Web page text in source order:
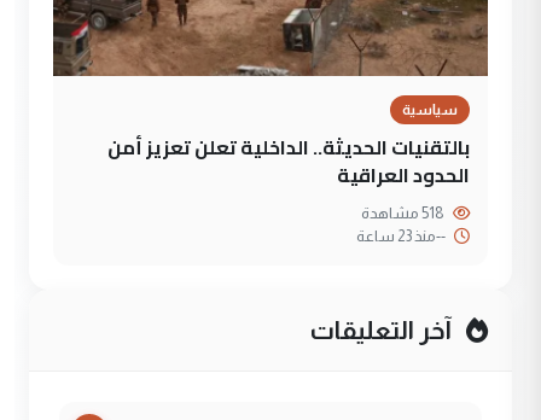
سياسية
بالتقنيات الحديثة.. الداخلية تعلن تعزيز أمن
الحدود العراقية
--منذ 23 ساعة
آخر التعليقات